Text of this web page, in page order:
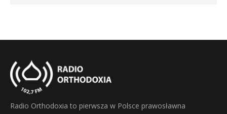
Radio Orthodoxia to pierwsza w Polsce prawosławna